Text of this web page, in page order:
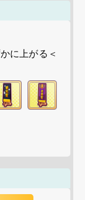
に上がる＜